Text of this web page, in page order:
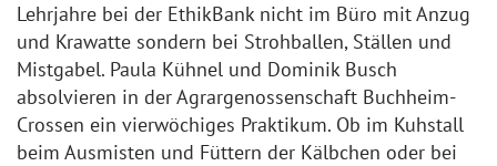
Lehrjahre bei der EthikBank nicht im Büro mit Anzug
und Krawatte sondern bei Strohballen, Ställen und
Mistgabel. Paula Kühnel und Dominik Busch
absolvieren in der Agrargenossenschaft Buchheim-
Crossen ein vierwöchiges Praktikum. Ob im Kuhstall
beim Ausmisten und Füttern der Kälbchen oder bei